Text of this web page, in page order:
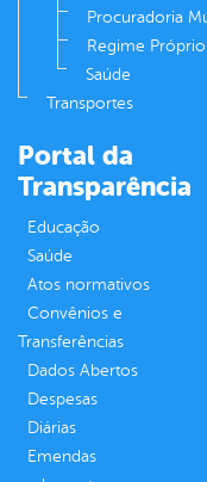
Procuradoria
Regime
Saúde
Transportes
Portal da
Transparência
Educação
Saúde
Atos normativos
Convênios e
Transferências
Dados Abertos
Despesas
Diárias
Emendas